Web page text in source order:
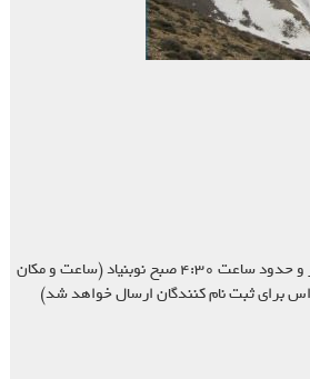
حدود ساعت ۴ صبح آریاشهر و حدود ساعت ۴:۳۰ صبح نوبنیاد (ساعت و مکان
برای ثبت نام کنندگان ارسال خواهد شد)